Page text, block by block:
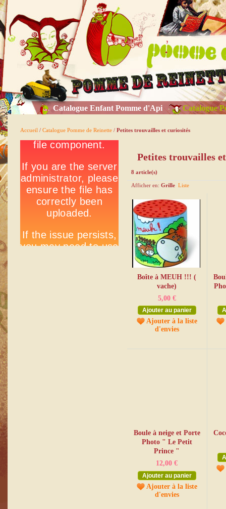
Catalogue Enfant Pomme d'Api Catalogue
Accueil / Catalogue Pomme de Reinette / Petites trouvailles et curiosités
Petites trouvailles
8 article(s)
Afficher en: Grille Liste
Boîte à MEUH !!! (
vache)
5,00 €
Ajouter au panier
Ajouter à la liste
d'envies
Boule à neige et Porte
Photo " Le Petit
Prince "
12,00 €
Ajouter au panier
Ajouter à la liste
d'envies